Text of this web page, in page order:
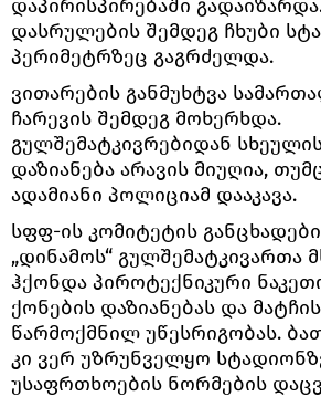
დაპირისპირებაში
დასრულების შემდეგ ჩხუბი
პერიმეტრზეც გაგრძელდა.
ვითარების განმუხტვა
ჩარევის შემდეგ მოხერხდა.
გულშემატკივრებიდან
დაზიანება არავის მიუღია,
ადამიანი პოლიციამ დააკავა.
სფფ-ის კომიტეტის
„დინამოს“ გულშემატკივართა
ჰქონდა პიროტექნიკური
ქონების დაზიანებას და
წარმოქმნილ უწესრიგობას.
კი ვერ უზრუნველყო
უსაფრთხოების ნორმების